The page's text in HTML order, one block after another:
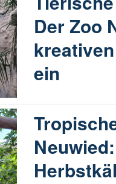
Der Zoo
ein